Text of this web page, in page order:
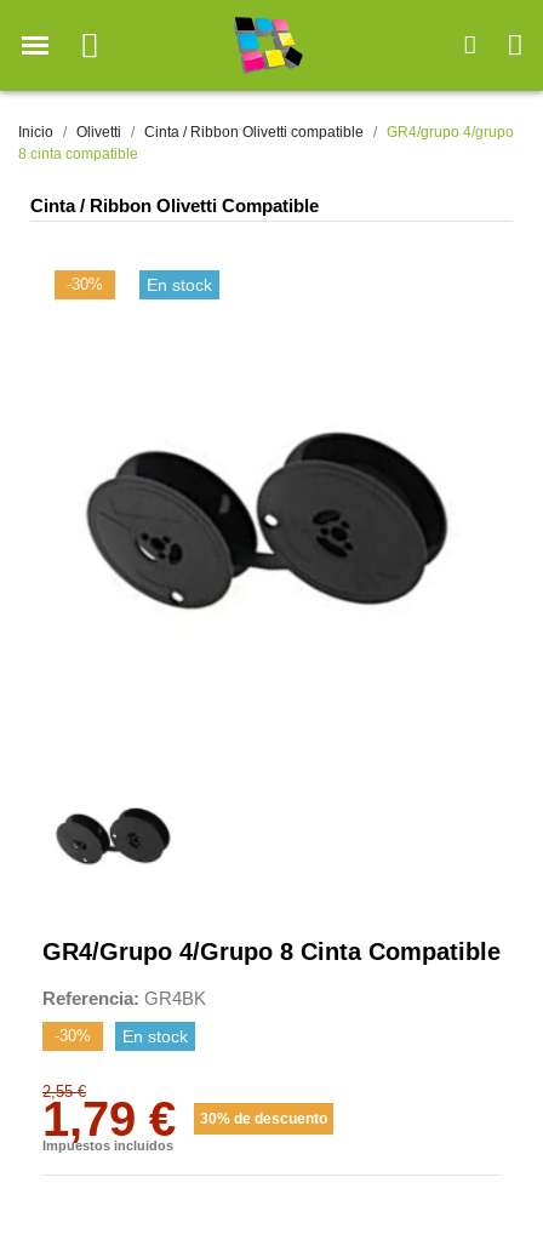
Inicio Olivetti Cinta / Ribbon Olivetti compatible
GR4/grupo 4/grupo
8 cinta compatible
Cinta / Ribbon Olivetti Compatible
-30% En stock
GR4/grupo 4/grupo 8 Cinta Compatible
Referencia GR4BK
-30% En stock
2,55 €
1,79 € 30% de descuento
Impuestos incluidos